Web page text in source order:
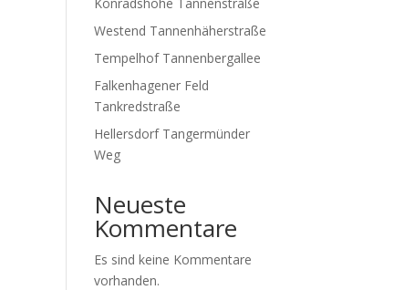
Westend Tannenhäherstraße
Tempelhof Tannenbergallee
Falkenhagener Feld
Tankredstraße
Hellersdorf Tangermünder
Weg
Neueste
Kommentare
Es sind keine Kommentare
vorhanden.